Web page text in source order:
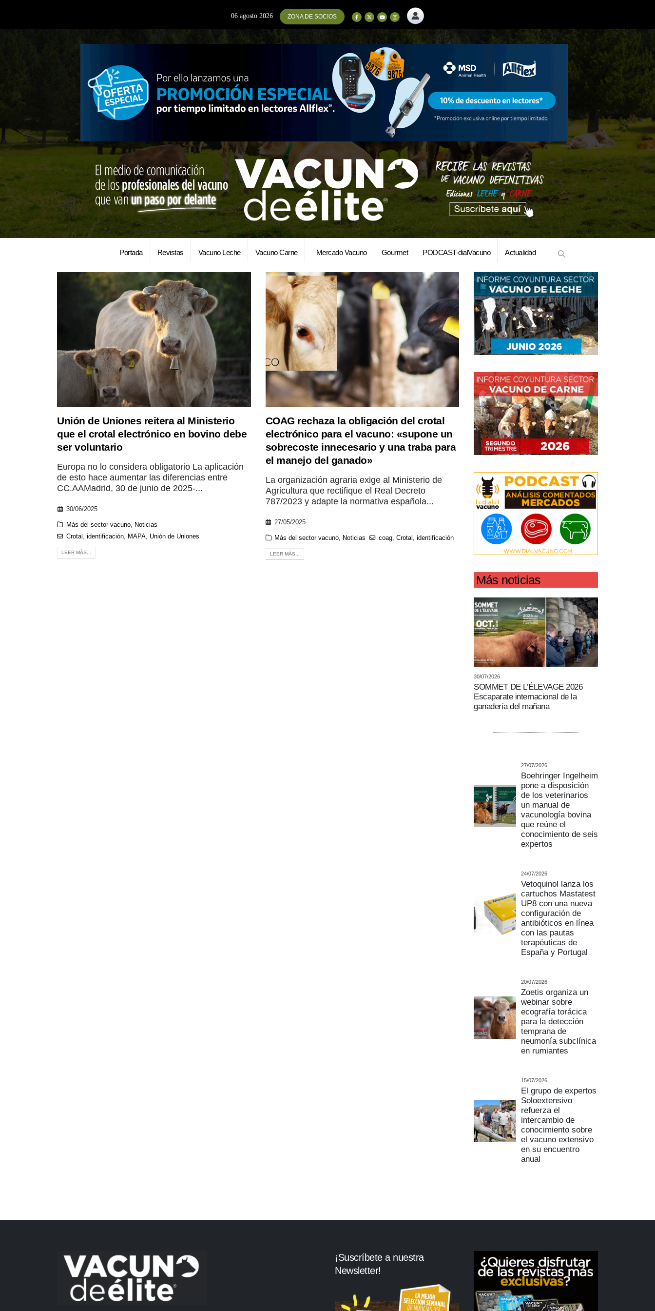
06 agosto 2026 ZONA DE SOCIOS
Portada Revistas Vacuno Leche Vacuno Carne Mercado Vacuno Gourmet PODCAST-dialVacuno Actualidad
Unión de Uniones reitera al Ministerio
que el crotal electrónico en bovino debe
ser voluntario
Europa no lo considera obligatorio La aplicación
de esto hace aumentar las diferencias entre
CC.AAMadrid, 30 de junio de 2025-...
30/06/2025
Más del sector vacuno, Noticias
Crotal , identificación, MAPA, Unión de Uniones
LEER MÁS...
COAG rechaza la obligación del crotal
electrónico para el vacuno: «supone un
sobrecoste innecesario y una traba para
el manejo del ganado»
La organización agraria exige al Ministerio de
Agricultura que rectifique el Real Decreto
787/2023 y adapte la normativa española...
27/05/2025
Más del sector vacuno, Noticias coag, Crotal , identificación
LEER MÁS...
Más noticias
30/07/2026
SOMMET DE L’ÉLEVAGE 2026
Escaparate internacional de la
ganadería del mañana
27/07/2026
Boehringer Ingelheim
pone a disposición
de los veterinarios
un manual de
vacunología bovina
que reúne el
conocimiento de seis
expertos
24/07/2026
Vetoquinol lanza los
cartuchos Mastatest
UP8 con una nueva
configuración de
antibióticos en línea
con las pautas
terapéuticas de
España y Portugal
20/07/2026
Zoetis organiza un
webinar sobre
ecografía torácica
para la detección
temprana de
neumonía subclínica
en rumiantes
15/07/2026
El grupo de expertos
Soloextensivo
refuerza el
intercambio de
conocimiento sobre
el vacuno extensivo
en su encuentro
anual
¡Suscríbete a nuestra
Newsletter!